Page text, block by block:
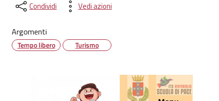
Condividi Vedi azioni
Argomenti
Tempo libero Turismo